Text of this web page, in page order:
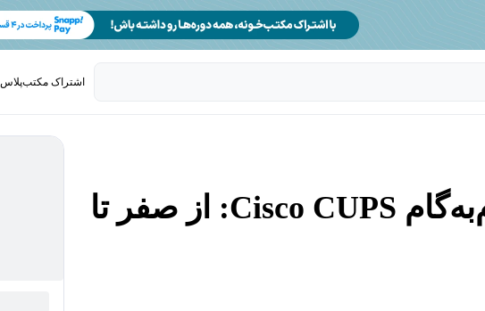
اشتراک مکتب‌پلاس
پیاده‌سازی گام‌به‌گام Cisco CUPS: از صفر تا